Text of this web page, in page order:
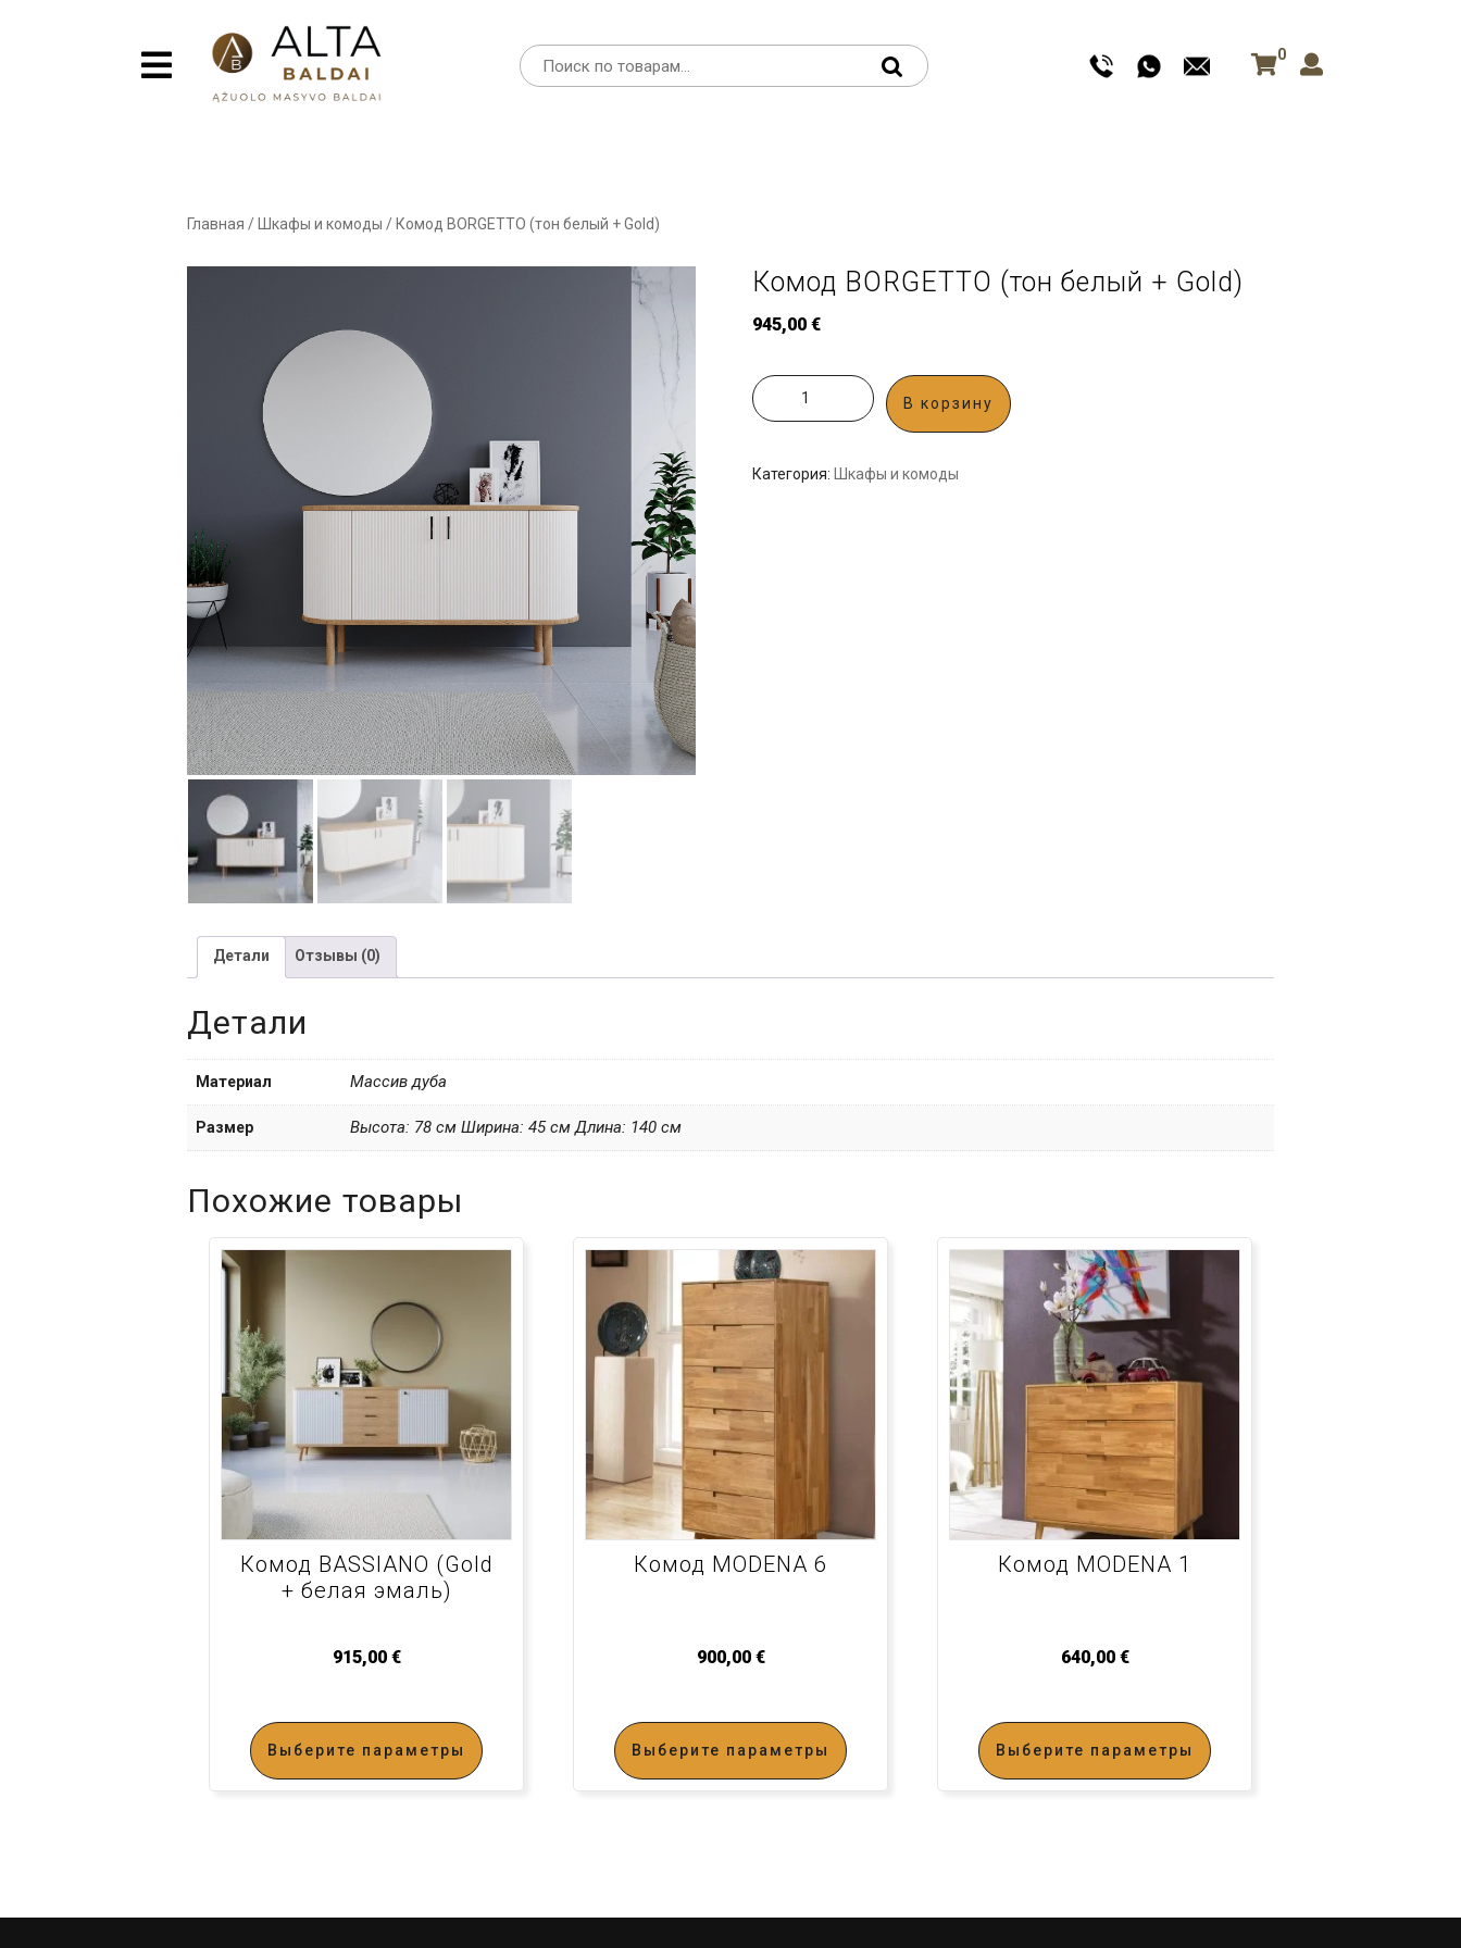
0
Главная / Шкафы и комоды / Комод BORGETTO (тон белый + Gold)
Комод BORGETTO (тон белый + Gold)
945,00 €
В корзину
Категория: Шкафы и комоды
Детали Отзывы (0)
Детали
Материал Массив дуба
Размер Высота: 78 см Ширина: 45 см Длина: 140 см
Похожие товары
Комод BASSIANO (Gold
+ белая эмаль)
915,00 €
Выберите параметры
Комод MODENA 6
900,00 €
Выберите параметры
Комод MODENA 1
640,00 €
Выберите параметры